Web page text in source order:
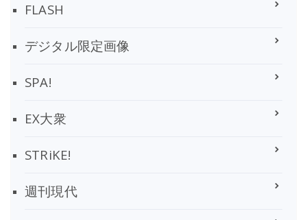
FLASH
デジタル限定画像
SPA!
EX大衆
STRiKE!
週刊現代